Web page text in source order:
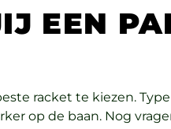
EEN
racket te kiezen.
op de baan. Nog